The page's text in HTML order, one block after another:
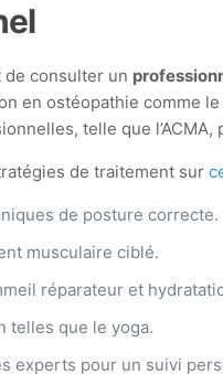
consulter un
en ostéopathie comme
telle que
de traitement sur
de posture correcte.
musculaire ciblé.
réparateur et
telles que le yoga.
experts pour un suivi